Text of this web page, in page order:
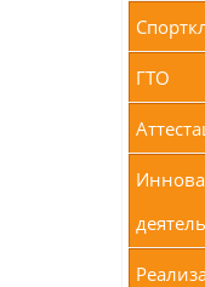
ГТО